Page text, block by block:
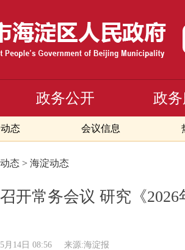
态 会议信息
政务公开 政
态 > 海淀动态
开常务会议 研究《
月14日 08:56 来源:海淀报